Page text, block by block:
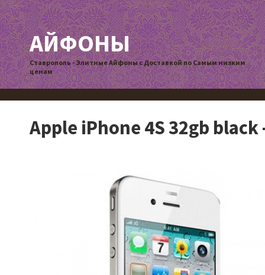
АЙФОНЫ
Ставрополь - Элитные Айфоны с Доставкой по Самым низким
ценам
Apple iPhone 4S 32gb black